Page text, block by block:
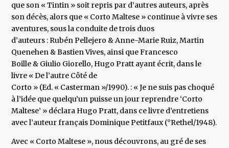
que son « Tintin » soit repris par d’autres auteurs, après
son décès, alors que « Corto Maltese » continue à vivre ses
aventures, sous la conduite de trois duos
d’auteurs : Rubén Pellejero & Anne-Marie Ruiz, Martin
Quenehen & Bastien Vives, ainsi que Francesco
Boille & Giulio Giorello, Hugo Pratt ayant écrit, dans le
livre « De l’autre Côté de
Corto » (Ed. « Casterman »/1990). : « Je ne suis pas choqué
à l’idée que quelqu’un puisse un jour reprendre ‘Corto
Maltese’ » déclara Hugo Pratt, dans ce livre d’entretiens
avec l’auteur français Dominique Petitfaux (°Rethel/1948).
Avec « Corto Maltese », nous découvrons, au gré de ses